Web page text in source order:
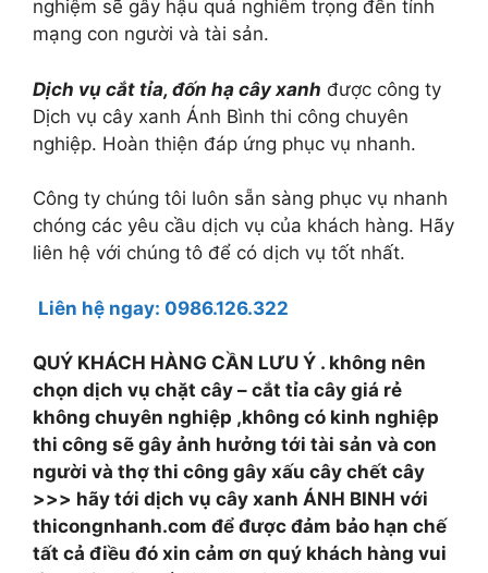
nghiệm sẽ gây hậu quả nghiêm trọng đến tính
mạng con người và tài sản.
Dịch vụ cắt tỉa, đốn hạ cây xanh được công ty
Dịch vụ cây xanh Ánh Bình thi công chuyên
nghiệp. Hoàn thiện đáp ứng phục vụ nhanh.
Công ty chúng tôi luôn sẵn sàng phục vụ nhanh
chóng các yêu cầu dịch vụ của khách hàng. Hãy
liên hệ với chúng tô để có dịch vụ tốt nhất.
Liên hệ ngay: 0986.126.322
QUÝ KHÁCH HÀNG CẦN LƯU Ý . không nên
chọn dịch vụ chặt cây – cắt tỉa cây giá rẻ
không chuyên nghiệp ,không có kinh nghiệp
thi công sẽ gây ảnh hưởng tới tài sản và con
người và thợ thi công gây xấu cây chết cây
>>> hãy tới dịch vụ cây xanh ÁNH BINH với
thicongnhanh.com để được đảm bảo hạn chế
tất cả điều đó xin cảm ơn quý khách hàng vui